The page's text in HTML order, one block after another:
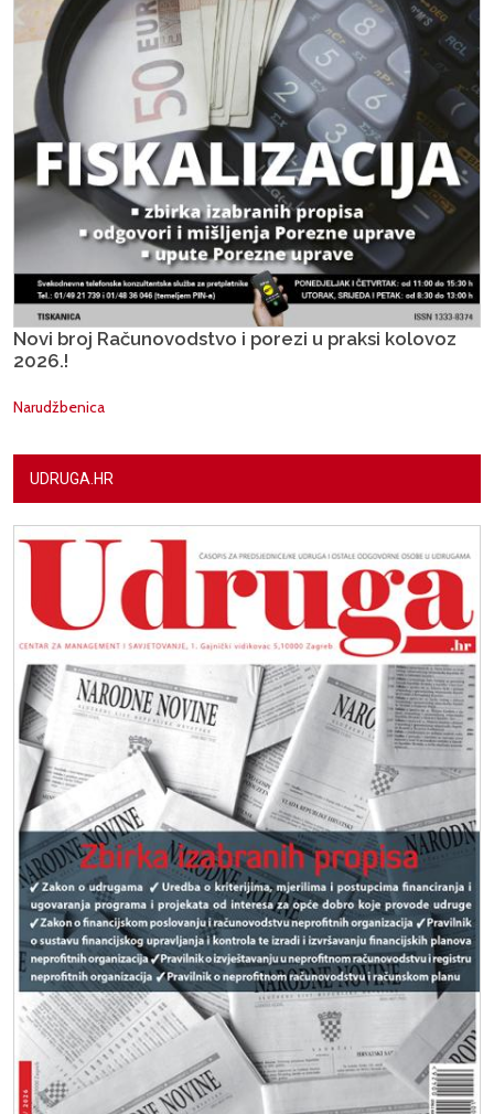
Novi broj Računovodstvo i porezi u praksi kolovoz
2026.!
Narudžbenica
UDRUGA.HR